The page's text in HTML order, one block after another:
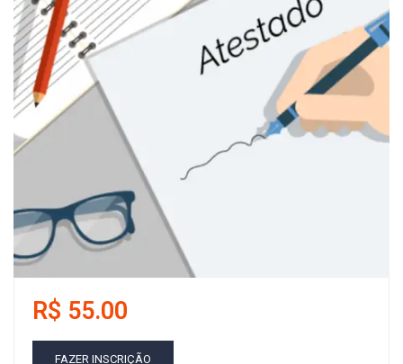
R$ 55.00
FAZER INSCRIÇÃO